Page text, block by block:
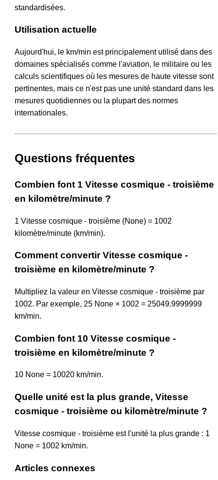
standardisées.
Utilisation actuelle
Aujourd'hui, le km/min est principalement utilisé dans des
domaines spécialisés comme l'aviation, le militaire ou les
calculs scientifiques où les mesures de haute vitesse sont
pertinentes, mais ce n'est pas une unité standard dans les
mesures quotidiennes ou la plupart des normes
internationales.
Questions fréquentes
Combien font 1 Vitesse cosmique - troisième
en kilomètre/minute ?
1 Vitesse cosmique - troisième (None) = 1002
kilomètre/minute (km/min).
Comment convertir Vitesse cosmique -
troisième en kilomètre/minute ?
Multipliez la valeur en Vitesse cosmique - troisième par
1002. Par exemple, 25 None × 1002 = 25049.9999999
km/min.
Combien font 10 Vitesse cosmique -
troisième en kilomètre/minute ?
10 None = 10020 km/min.
Quelle unité est la plus grande, Vitesse
cosmique - troisième ou kilomètre/minute ?
Vitesse cosmique - troisième est l'unité la plus grande : 1
None = 1002 km/min.
Articles connexes